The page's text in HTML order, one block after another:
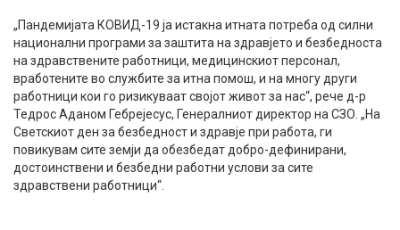
„Пандемијата КОВИД-19 ја истакна итната потреба од силни
национални програми за заштита на здравјето и безбедноста
на здравствените работници, медицинскиот персонал,
вработените во службите за итна помош, и на многу други
работници кои го ризикуваат својот живот за нас“, рече д-р
Тедрос Аданом Гебрејесус, Генералниот директор на СЗО. „На
Светскиот ден за безбедност и здравје при работа, ги
повикувам сите земји да обезбедат добро-дефинирани,
достоинствени и безбедни работни услови за сите
здравствени работници“.